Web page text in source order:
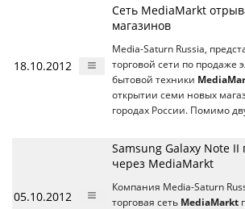
18.10.2012
Сеть MediaMarkt
магазинов
Media-Saturn Russia,
торговой сети по продаже
бытовой техники
открытии семи новых
городах России. Помимо
05.10.2012
Samsung Galaxy Note
через MediaMarkt
Компания Media-Saturn
торговая сеть MediaMarkt